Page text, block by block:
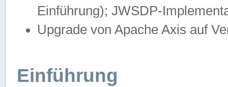
Einführung); JWSDP-
Upgrade von Apache Axis auf
Einführung